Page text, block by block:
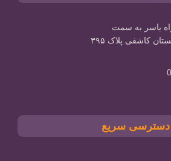
یاسر به سمت
تجریش روبه روی دبستان کاشفی پلاک ۳۹۵
دسترسی سریع